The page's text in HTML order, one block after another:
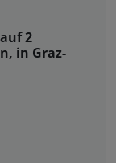
2
in Graz-